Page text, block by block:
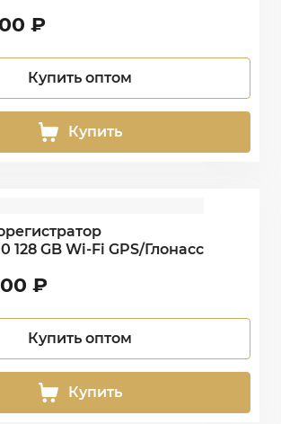
₽
Купить оптом
Купить
128 GB Wi-Fi GPS/Глонасс
₽
Купить оптом
Купить